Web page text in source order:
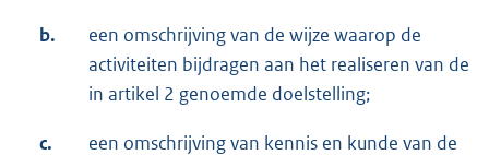
b.
een omschrijving van de wijze waarop de
activiteiten bijdragen aan het realiseren van de
in artikel 2 genoemde doelstelling;
c.
een omschrijving van kennis en kunde van de